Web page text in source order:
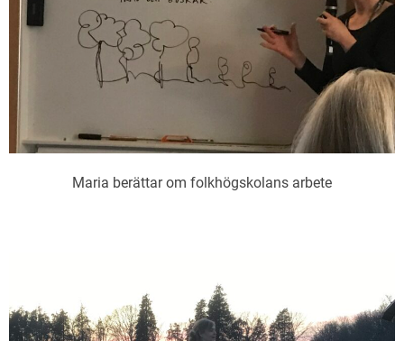
Maria berättar om folkhögskolans arbete